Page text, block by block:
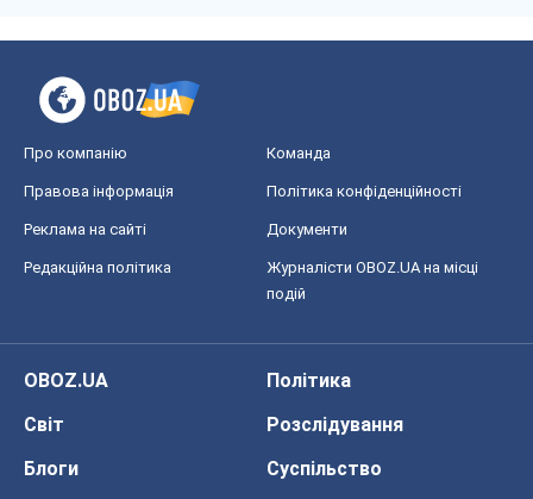
Про компанію Команда
Правова інформація Політика конфіденційності
Реклама на сайті Документи
Редакційна політика
Журналісти OBOZ.UA на місці
подій
OBOZ.UA
Політика
Світ
Розслідування
Блоги
Суспільство